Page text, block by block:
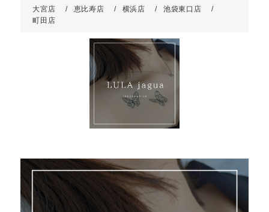
大宮店 恵比寿店 横浜店
池袋東口店
町田店